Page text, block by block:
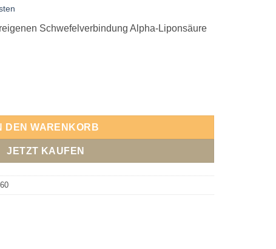
Schwefelverbindung Alpha-Liponsäure
Menge
DEN WARENKORB
JETZT KAUFEN